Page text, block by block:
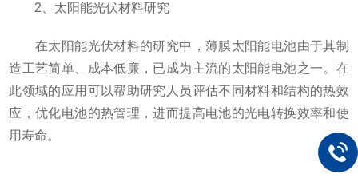
2、太阳能光伏材料研究
在太阳能光伏材料的研究中，薄膜太阳能电池由于其制
造工艺简单、成本低廉，已成为主流的太阳能电池之一。在
此领域的应用可以帮助研究人员评估不同材料和结构的热效
应，优化电池的热管理，进而提高电池的光电转换效率和使
用寿命。